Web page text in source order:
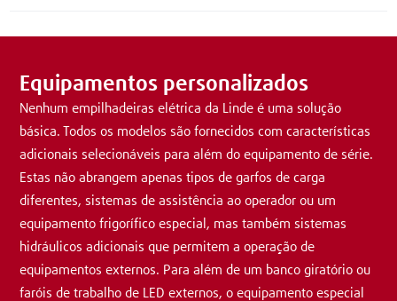
Equipamentos personalizados
Nenhum empilhadeiras elétrica da Linde é uma solução
básica. Todos os modelos são fornecidos com características
adicionais selecionáveis para além do equipamento de série.
Estas não abrangem apenas tipos de garfos de carga
diferentes, sistemas de assistência ao operador ou um
equipamento frigorífico especial, mas também sistemas
hidráulicos adicionais que permitem a operação de
equipamentos externos. Para além de um banco giratório ou
faróis de trabalho de LED externos, o equipamento especial